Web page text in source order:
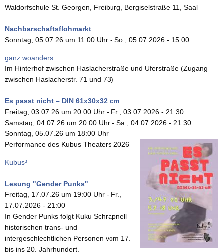
Waldorfschule St. Georgen, Freiburg, Bergiselstraße 11, Saal
Nachbarschaftsflohmarkt
Sonntag, 05.07.26 um 11:00 Uhr - So., 05.07.2026 - 15:00
ganz woanders
Im Hinterhof zwischen Haslacherstraße und Uferstraße (Zugang
zwischen Haslacherstr. 71 und 73)
Es passt nicht – DIN 61x30x32 cm
Freitag, 03.07.26 um 20:00 Uhr - Fr., 03.07.2026 - 21:30
Samstag, 04.07.26 um 20:00 Uhr - Sa., 04.07.2026 - 21:30
Sonntag, 05.07.26 um 18:00 Uhr
Performance des Kubus Theaters 2026
Kubus³
Lesung "Gender Punks"
Freitag, 17.07.26 um 19:00 Uhr - Fr.,
17.07.2026 - 21:00
In Gender Punks folgt Kuku Schrapnell
historischen trans- und
intergeschlechtlichen Personen vom 17.
bis ins 20. Jahrhundert.